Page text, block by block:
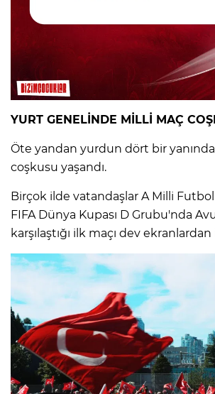
YURT GENELİNDE MİLLİ MAÇ
Öte yandan yurdun dört bir
coşkusu yaşandı.
Birçok ilde vatandaşlar A Milli Futbol
FIFA Dünya Kupası D Grubu'nda
karşılaştığı ilk maçı dev